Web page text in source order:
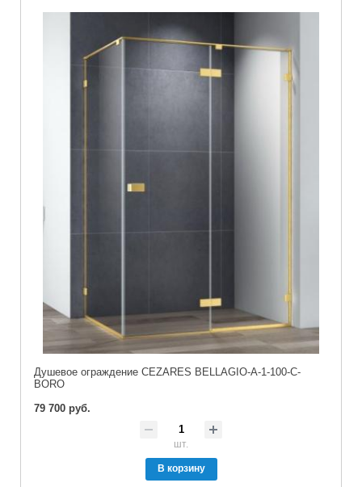
Душевое ограждение CEZARES BELLAGIO-A-1-100-C-
BORO
79 700 руб.
шт.
В корзину